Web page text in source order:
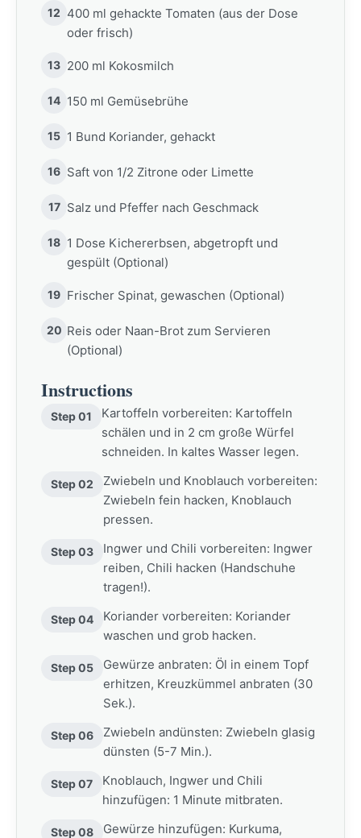
12 400 ml gehackte Tomaten (aus der Dose
oder frisch)
13 200 ml Kokosmilch
14 150 ml Gemüsebrühe
15 1 Bund Koriander, gehackt
16 Saft von 1/2 Zitrone oder Limette
17 Salz und Pfeffer nach Geschmack
18 1 Dose Kichererbsen, abgetropft und
gespült (Optional)
19 Frischer Spinat, gewaschen (Optional)
20 Reis oder Naan-Brot zum Servieren
(Optional)
Instructions
Step 01
Kartoffeln vorbereiten: Kartoffeln
schälen und in 2 cm große Würfel
schneiden. In kaltes Wasser legen.
Step 02
Zwiebeln und Knoblauch vorbereiten:
Zwiebeln fein hacken, Knoblauch
pressen.
Step 03
Ingwer und Chili vorbereiten: Ingwer
reiben, Chili hacken (Handschuhe
tragen!).
Step 04
Koriander vorbereiten: Koriander
waschen und grob hacken.
Step 05
Gewürze anbraten: Öl in einem Topf
erhitzen, Kreuzkümmel anbraten (30
Sek.).
Step 06
Zwiebeln andünsten: Zwiebeln glasig
dünsten (5-7 Min.).
Step 07
Knoblauch, Ingwer und Chili
hinzufügen: 1 Minute mitbraten.
Step 08
Gewürze hinzufügen: Kurkuma,